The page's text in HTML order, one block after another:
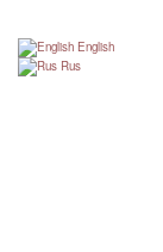
English
Rus